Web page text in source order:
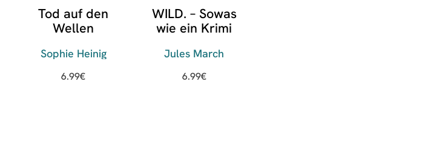
Tod auf den
Wellen
Sophie Heinig
6.99€
WILD. – Sowas
wie ein Krimi
Jules March
6.99€